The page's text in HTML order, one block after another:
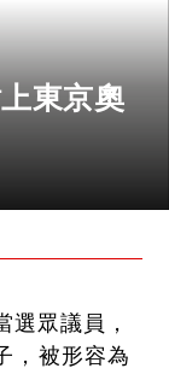
東京奧
眾議員，
，被形容為